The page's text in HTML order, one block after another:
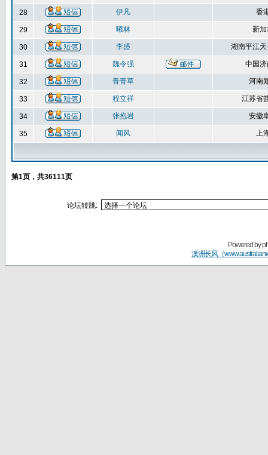
28 伊凡 香
29 曦林 新加
30 李盛 湖南平江
31 魏令强 中国
32 青青草 河南
33 程立祥 江苏省
34 张抱岩 安徽
35 闻风 上
第1页，共36111页
论坛转跳:
Powered by
澳洲长风（